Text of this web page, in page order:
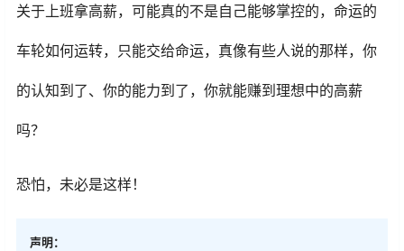
关于上班拿高薪，可能真的不是自己能够掌控的，命运的
车轮如何运转，只能交给命运，真像有些人说的那样，你
的认知到了、你的能力到了，你就能赚到理想中的高薪
吗？
恐怕，未必是这样！
声明：